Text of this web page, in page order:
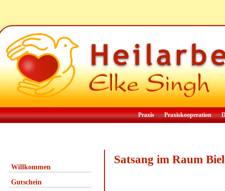
Praxis Praxiskooperation
Willkommen
Gutschein
Satsang im Raum